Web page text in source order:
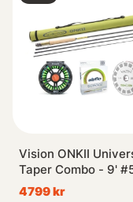
Vision ONKII
Taper Combo - 9'
4799 kr